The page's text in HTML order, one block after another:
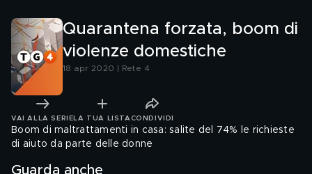
Quarantena forzata, boom di
violenze domestiche
18 apr 2020 | Rete 4
VAI ALLA SERIE LA TUA LISTA CONDIVIDI
Boom di maltrattamenti in casa: salite del 74% le richieste
di aiuto da parte delle donne
Guarda anche